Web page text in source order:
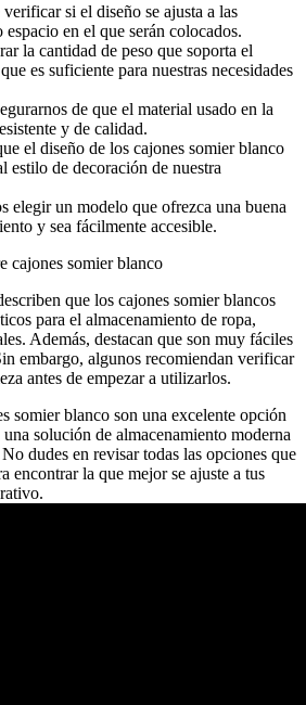
si el diseño se ajusta a las
en el que serán colocados.
la cantidad de peso que soporta el
es suficiente para nuestras necesidades
de que el material usado en la
y de calidad.
el diseño de los cajones somier blanco
estilo de decoración de nuestra
elegir un modelo que ofrezca una buena
y sea fácilmente accesible.
cajones somier blanco
que los cajones somier blancos
para el almacenamiento de ropa,
Además, destacan que son muy fáciles
embargo, algunos recomiendan verificar
antes de empezar a utilizarlos.
somier blanco son una excelente opción
solución de almacenamiento moderna
dudes en revisar todas las opciones que
encontrar la que mejor se ajuste a tus